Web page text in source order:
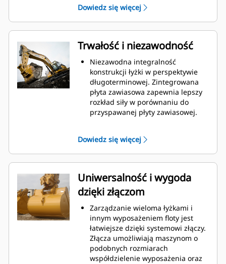
materiału na łyżkę. Zwiększony
prześwit lemiesza zapewnia
zmniejszony opór dolnej części
łyżki, co obniża koszty związane z
konserwacją.
Zużycie paliwa jest najwyższe
podczas kopania. Łyżki Cat
gwarantują szybkie cięcie
materiału w celu zwiększenia
ogólnej wydajności pracy maszyny.
Możesz załadować większą ilość
pozwalają utrzymać większość
materiału w łyżce podczas każdego
załadunku.
Dowiedz się więcej
Trwałość i niezawodność
Niezawodna integralność
konstrukcji łyżki w perspektywie
długoterminowej. Zintegrowana
płyta zawiasowa zapewnia lepszy
rozkład siły w porównaniu do
przyspawanej płyty zawiasowej.
odpornej na ścieranie stali,
zwłaszcza w przypadku elementów
podatnych na nadmierne zużycie.
Chroń najważniejsze, podatne na
zużycie obszary łyżki za pomocą
osprzętu do prac ziemnych (GET)
. Zabezpieczenia bocznych
krawędzi i krawędzie tnące chronią
części łyżki, które są najbardziej
narażone na kontakt z materiałami
i przechodzenie przez nie.
Zmniejsz koszty konserwacji,
Dowiedz się więcej
Uniwersalność i wygoda
dzięki złączom
Zarządzanie wieloma łyżkami i
innym wyposażeniem floty jest
łatwiejsze dzięki systemowi złączy.
Złącza umożliwiają maszynom o
podobnych rozmiarach
współdzielenie wyposażenia oraz